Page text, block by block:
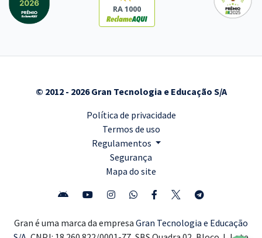
RA 1000
© 2012 - 2026 Gran Tecnologia e Educação S/A
Política de privacidade
Termos de uso
Regulamentos
Segurança
Mapa do site
Gran é uma marca da empresa Gran Tecnologia e Educação